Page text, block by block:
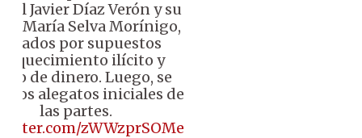
Javier Díaz Verón y su
María Selva Morínigo,
por supuestos
ilícito y
de dinero. Luego, se
los alegatos iniciales de
las partes.
zWWzprSOMe